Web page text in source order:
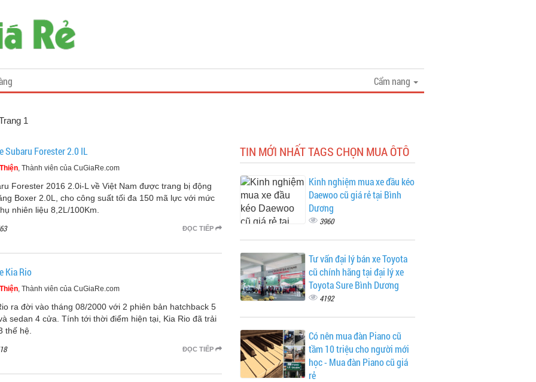
Cẩm nang
1
Subaru Forester 2.0 IL
, Thành viên của CuGiaRe.com
Forester 2016 2.0i-L về Việt Nam được trang bị động
Boxer 2.0L, cho công suất tối đa 150 mã lực với mức
nhiên liệu 8,2L/100Km.
ĐỌC TIẾP
Kia Rio
, Thành viên của CuGiaRe.com
ra đời vào tháng 08/2000 với 2 phiên bản hatchback 5
sedan 4 cửa. Tính tới thời điểm hiện tại, Kia Rio đã trải
thế hệ.
ĐỌC TIẾP
TIN MỚI NHẤT TAGS CHỌN MUA ÔTÔ
Kinh nghiệm mua xe đầu kéo
Daewoo cũ giá rẻ tại Bình
Dương
3960
Tư vấn đại lý bán xe Toyota
cũ chính hãng tại đại lý xe
Toyota Sure Bình Dương
4192
Có nên mua đàn Piano cũ
tầm 10 triệu cho người mới
học - Mua đàn Piano cũ giá
rẻ